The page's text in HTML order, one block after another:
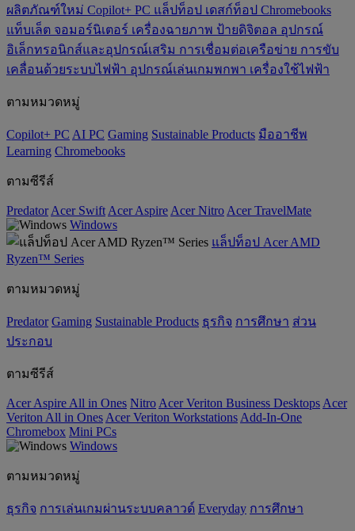
ผลิตภัณฑ์ใหม่ Copilot+ PC แล็ปท็อป เดสก์ท็อป Chromebooks
แท็บเล็ต จอมอร์นิเตอร์ เครื่องฉายภาพ ป้ายดิจิตอล อุปกรณ์
อิเล็กทรอนิกส์และอุปกรณ์เสริม การเชื่อมต่อเครือข่าย การขับ
เคลื่อนด้วยระบบไฟฟ้า อุปกรณ์เล่นเกมพกพา เครื่องใช้ไฟฟ้า
ตามหมวดหมู่
Copilot+ PC AI PC Gaming ‌Sustainable Products มืออาชีพ
‌Learning Chromebooks
ตามซีรีส์
Predator Acer Swift Acer Aspire Acer Nitro Acer TravelMate
Windows
แล็ปท็อป Acer AMD
Ryzen™ Series
ตามหมวดหมู่
Predator Gaming ‌Sustainable Products ธุรกิจ การศึกษา ส่วน
ประกอบ
ตามซีรีส์
Acer Aspire All in Ones Nitro Acer Veriton Business Desktops Acer
Veriton All in Ones Acer Veriton Workstations Add-In-One
Chromebox Mini PCs
Windows
ตามหมวดหมู่
ธุรกิจ การเล่นเกมผ่านระบบคลาวด์ Everyday การศึกษา